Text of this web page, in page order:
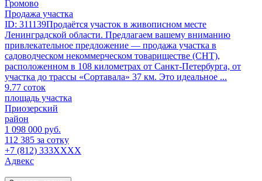
Громово
Продажа участка
ID: 311139Продаётся участок в живописном месте
Ленинградской области. Предлагаем вашему вниманию
привлекательное предложение — продажа участка в
садоводческом некоммерческом товариществе (СНТ),
расположенном в 108 километрах от Санкт-Петербурга, от
участка до трассы «Сортавала» 37 км. Это идеальное ...
9.77 соток
площадь участка
Приозерский
район
1 098 000 руб.
112 385 за сотку
+7 (812) 333XXXX
Адвекс